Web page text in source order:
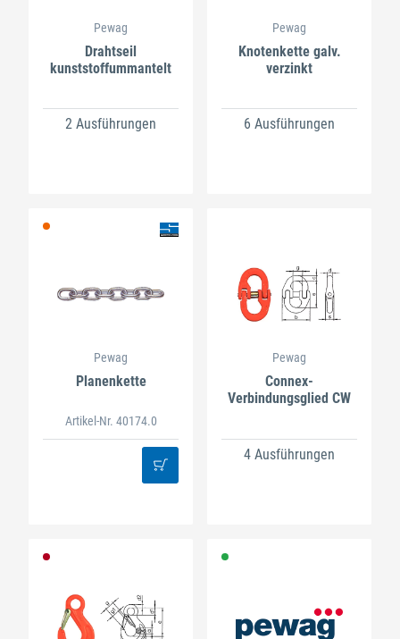
Pewag
Drahtseil
kunststoffummantelt
2 Ausführungen
Pewag
Knotenkette galv.
verzinkt
6 Ausführungen
Pewag
Planenkette
Artikel-Nr. 40174.0
Pewag
Connex-
Verbindungsglied CW
4 Ausführungen